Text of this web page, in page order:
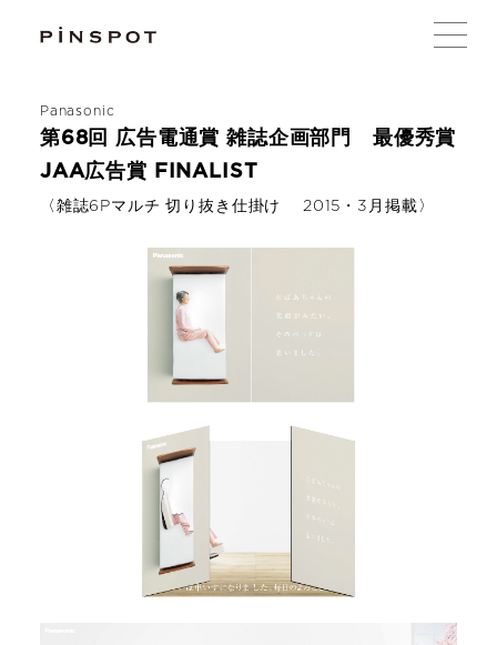
Panasonic
第68回 広告電通賞 雑誌企画部門 最優秀賞
JAA広告賞 FINALIST
〈雑誌6Pマルチ 切り抜き仕掛け 2015・3月掲載〉